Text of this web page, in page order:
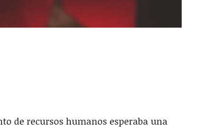
de recursos humanos esperaba una